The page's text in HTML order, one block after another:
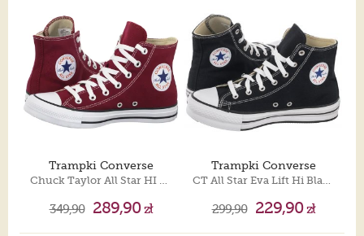
Trampki Converse
Chuck Taylor All Star HI M9613
349,90 289,90zł
Trampki Converse
CT All Star Eva Lift Hi Black/White/Black 272855C
299,90 229,90zł